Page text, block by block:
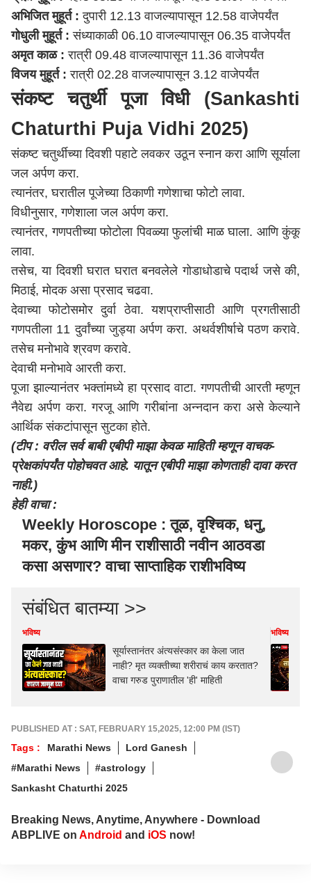
अभिजित मुहूर्त : दुपारी 12.13 वाजल्यापासून 12.58 वाजेपर्यंत
गोधुली मुहूर्त : संध्याकाळी 06.10 वाजल्यापासून 06.35 वाजेपर्यंत
अमृत काळ : रात्री 09.48 वाजल्यापासून 11.36 वाजेपर्यंत
विजय मुहूर्त : रात्री 02.28 वाजल्यापासून 3.12 वाजेपर्यंत
संकष्ट चतुर्थी पूजा विधी (Sankashti
Chaturthi Puja Vidhi 2025)
संकष्ट चतुर्थीच्या दिवशी पहाटे लवकर उठून स्नान करा आणि सूर्याला
जल अर्पण करा.
त्यानंतर, घरातील पूजेच्या ठिकाणी गणेशाचा फोटो लावा.
विधीनुसार, गणेशाला जल अर्पण करा.
त्यानंतर, गणपतीच्या फोटोला पिवळ्या फुलांची माळ घाला. आणि कुंकू
लावा.
तसेच, या दिवशी घरात घरात बनवलेले गोडाधोडाचे पदार्थ जसे की,
मिठाई, मोदक असा प्रसाद चढवा.
देवाच्या फोटोसमोर दुर्वा ठेवा. यशप्राप्तीसाठी आणि प्रगतीसाठी
गणपतीला 11 दुर्वांच्या जुड्या अर्पण करा. अथर्वशीर्षाचे पठण करावे.
तसेच मनोभावे श्रवण करावे.
देवाची मनोभावे आरती करा.
पूजा झाल्यानंतर भक्तांमध्ये हा प्रसाद वाटा. गणपतीची आरती म्हणून
नैवेद्य अर्पण करा. गरजू आणि गरीबांना अन्नदान करा असे केल्याने
आर्थिक संकटांपासून सुटका होते.
(टीप : वरील सर्व बाबी एबीपी माझा केवळ माहिती म्हणून वाचक-
प्रेक्षकांपर्यंत पोहोचवत आहे. यातून एबीपी माझा कोणताही दावा करत
नाही.)
हेही वाचा :
Weekly Horoscope : तूळ, वृश्चिक, धनु,
मकर, कुंभ आणि मीन राशीसाठी नवीन आठवडा
कसा असणार? वाचा साप्ताहिक राशीभविष्य
संबंधित बातम्या >>
भविष्य
सूर्यास्तानंतर अंत्यसंस्कार का केला जात
नाही? मृत व्यक्तीच्या शरीराचं काय करतात?
वाचा गरुड पुराणातील 'ही' माहिती
भविष्य
PUBLISHED AT : SAT, FEBRUARY 15,2025, 12:00 PM (IST)
Tags : Marathi News
Lord Ganesh
#Marathi News
#astrology
Sankasht Chaturthi 2025
Breaking News, Anytime, Anywhere - Download
ABPLIVE on Android and iOS now!